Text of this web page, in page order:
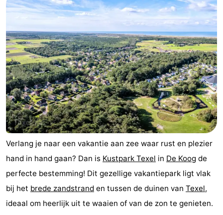
Verlang je naar een vakantie aan zee waar rust en plezier
hand in hand gaan? Dan is Kustpark Texel in De Koog de
perfecte bestemming! Dit gezellige vakantiepark ligt vlak
bij het brede zandstrand en tussen de duinen van Texel,
ideaal om heerlijk uit te waaien of van de zon te genieten.